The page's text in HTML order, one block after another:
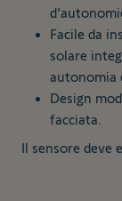
Facile da
solare
autonomia
Design
facciata.
Il sensore deve